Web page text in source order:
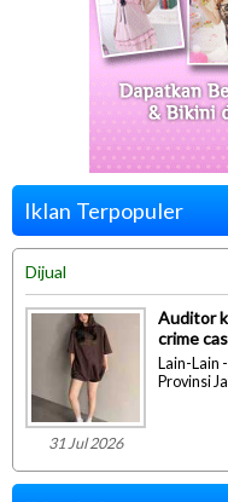
Iklan Terpopuler
Dijual
31 Jul 2026
Auditor
crime
Lain-Lain
Provinsi